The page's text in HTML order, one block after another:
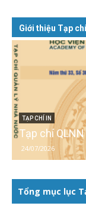
Giới thiệu Tạp
TẠP CHÍ IN
Tạp chí
24/07/2026
Tổng mục lục